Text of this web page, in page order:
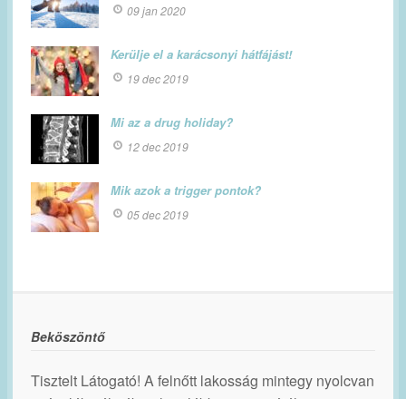
09 jan 2020
Kerülje el a karácsonyi hátfájást!
19 dec 2019
Mi az a drug holiday?
12 dec 2019
Mik azok a trigger pontok?
05 dec 2019
Beköszöntő
Tisztelt Látogató! A felnőtt lakosság mintegy nyolcvan